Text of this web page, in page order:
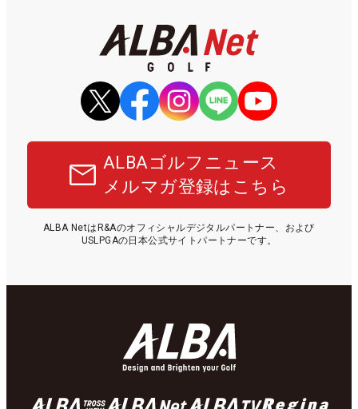
ALBAゴルフニュース
メルマガ登録はこちら
ALBA NetはR&Aのオフィシャルデジタルパートナー、および
USLPGAの日本公式サイトパートナーです。